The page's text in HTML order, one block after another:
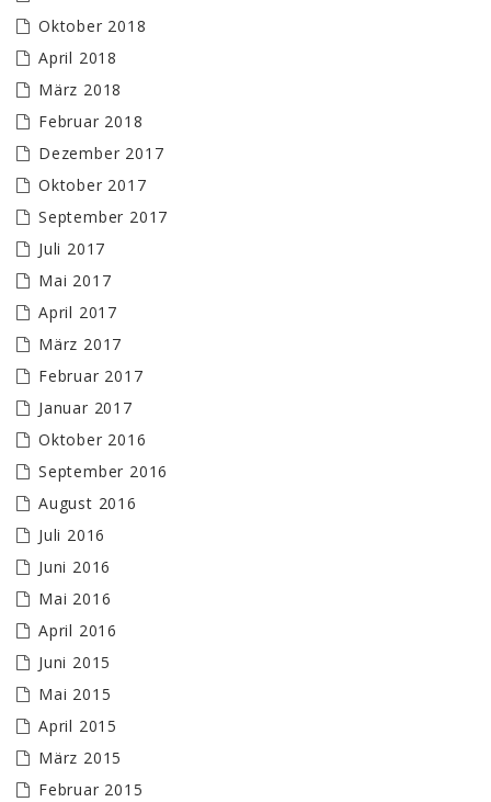
Oktober 2018
April 2018
März 2018
Februar 2018
Dezember 2017
Oktober 2017
September 2017
Juli 2017
Mai 2017
April 2017
März 2017
Februar 2017
Januar 2017
Oktober 2016
September 2016
August 2016
Juli 2016
Juni 2016
Mai 2016
April 2016
Juni 2015
Mai 2015
April 2015
März 2015
Februar 2015